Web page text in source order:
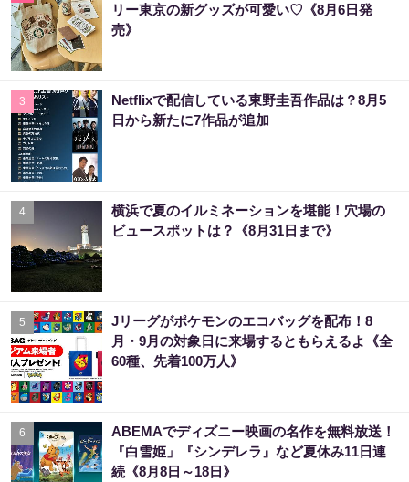
リー東京の新グッズが可愛い♡《8月6日発
売》
3
Netflixで配信している東野圭吾作品は？8月5
日から新たに7作品が追加
4
横浜で夏のイルミネーションを堪能！穴場の
ビュースポットは？《8月31日まで》
5
Jリーグがポケモンのエコバッグを配布！8
月・9月の対象日に来場するともらえるよ《全
60種、先着100万人》
6
ABEMAでディズニー映画の名作を無料放送！
『白雪姫」『シンデレラ』など夏休み11日連
続《8月8日～18日》